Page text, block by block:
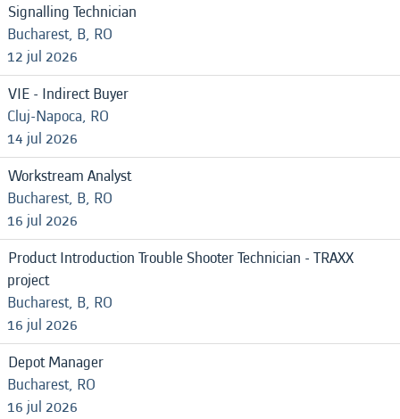
Signalling Technician
Bucharest, B, RO
12 jul 2026
VIE - Indirect Buyer
Cluj-Napoca, RO
14 jul 2026
Workstream Analyst
Bucharest, B, RO
16 jul 2026
Product Introduction Trouble Shooter Technician - TRAXX
project
Bucharest, B, RO
16 jul 2026
Depot Manager
Bucharest, RO
16 jul 2026